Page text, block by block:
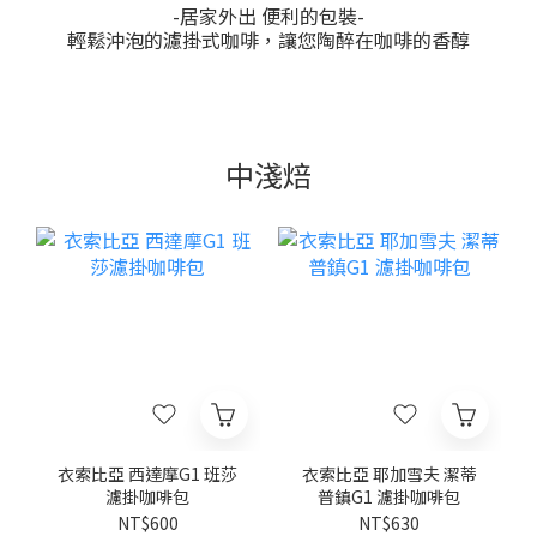
-居家外出 便利的包裝-
輕鬆沖泡的濾掛式咖啡，讓您陶醉在咖啡的香醇
中淺焙
衣索比亞 西達摩G1 班莎
濾掛咖啡包
NT$600
衣索比亞 耶加雪夫 潔蒂
普鎮G1 濾掛咖啡包
NT$630